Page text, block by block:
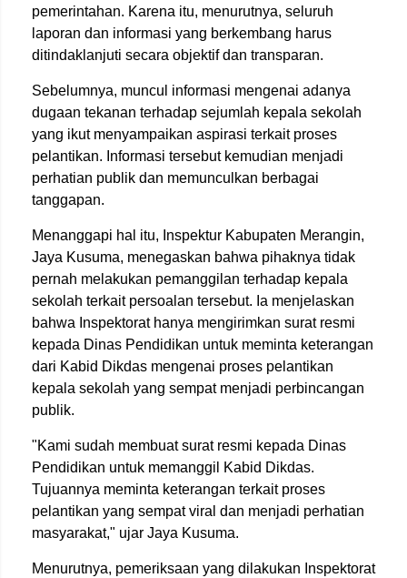
pemerintahan. Karena itu, menurutnya, seluruh
laporan dan informasi yang berkembang harus
ditindaklanjuti secara objektif dan transparan.
Sebelumnya, muncul informasi mengenai adanya
dugaan tekanan terhadap sejumlah kepala sekolah
yang ikut menyampaikan aspirasi terkait proses
pelantikan. Informasi tersebut kemudian menjadi
perhatian publik dan memunculkan berbagai
tanggapan.
Menanggapi hal itu, Inspektur Kabupaten Merangin,
Jaya Kusuma, menegaskan bahwa pihaknya tidak
pernah melakukan pemanggilan terhadap kepala
sekolah terkait persoalan tersebut. Ia menjelaskan
bahwa Inspektorat hanya mengirimkan surat resmi
kepada Dinas Pendidikan untuk meminta keterangan
dari Kabid Dikdas mengenai proses pelantikan
kepala sekolah yang sempat menjadi perbincangan
publik.
"Kami sudah membuat surat resmi kepada Dinas
Pendidikan untuk memanggil Kabid Dikdas.
Tujuannya meminta keterangan terkait proses
pelantikan yang sempat viral dan menjadi perhatian
masyarakat," ujar Jaya Kusuma.
Menurutnya, pemeriksaan yang dilakukan Inspektorat